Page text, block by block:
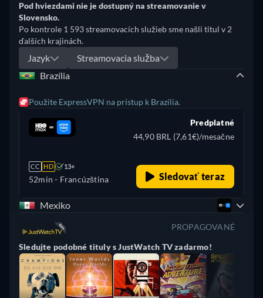
Pod hviezdami nie je dostupný na streamovanie v
Slovensko.
Po kontrole 1 593 streamovacích služieb sme našli titul v 2
ďalších krajinách.
Jazyk
Streamovacia služba
Brazília
Použite ExpressVPN na prístup k Brazília.
CC HD 13+
52min - Francúzština
Predplatné
44,90 BRL (7,61€)/mesačne
Sledovať teraz
Mexiko
Sledujte podobné tituly s JustWatch TV zadarmo!
PROPAGOVANÉ